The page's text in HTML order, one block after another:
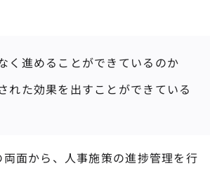
く進めることができているのか
れた効果を出すことができている
面から、人事施策の進捗管理を行